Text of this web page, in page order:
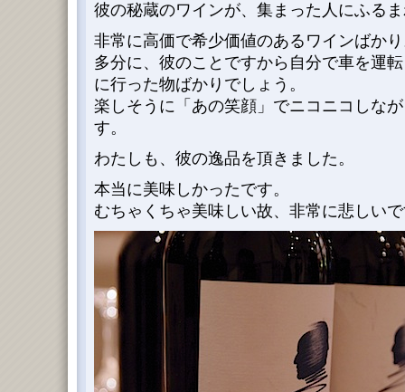
彼の秘蔵のワインが、集まった人にふる
非常に高価で希少価値のあるワインばか
多分に、彼のことですから自分で車を運
に行った物ばかりでしょう。
楽しそうに「あの笑顔」でニコニコしな
す。
わたしも、彼の逸品を頂きました。
本当に美味しかったです。
むちゃくちゃ美味しい故、非常に悲しい